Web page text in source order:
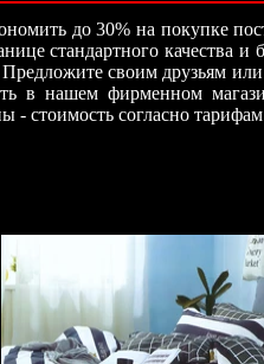
до 30% на покупке
стандартного качества
своим друзьям
в нашем фирменном
- стоимость согласно